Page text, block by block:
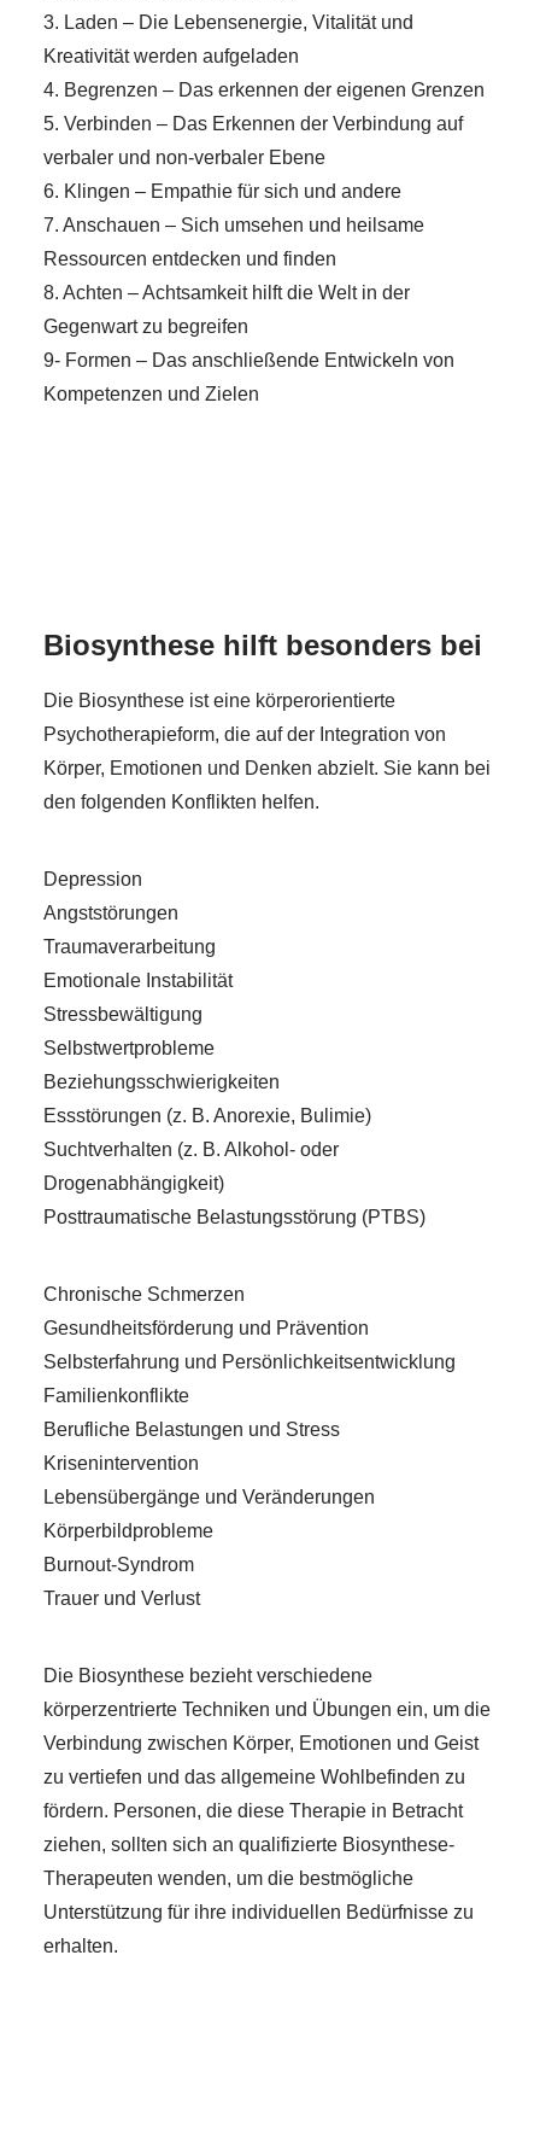
3. Laden – Die Lebensenergie, Vitalität und
Kreativität werden aufgeladen
4. Begrenzen – Das erkennen der eigenen Grenzen
5. Verbinden – Das Erkennen der Verbindung auf
verbaler und non-verbaler Ebene
6. Klingen – Empathie für sich und andere
7. Anschauen – Sich umsehen und heilsame
Ressourcen entdecken und finden
8. Achten – Achtsamkeit hilft die Welt in der
Gegenwart zu begreifen
9- Formen – Das anschließende Entwickeln von
Kompetenzen und Zielen
Biosynthese hilft besonders bei
Die Biosynthese ist eine körperorientierte
Psychotherapieform, die auf der Integration von
Körper, Emotionen und Denken abzielt. Sie kann bei
den folgenden Konflikten helfen.
Depression
Angststörungen
Traumaverarbeitung
Emotionale Instabilität
Stressbewältigung
Selbstwertprobleme
Beziehungsschwierigkeiten
Essstörungen (z. B. Anorexie, Bulimie)
Suchtverhalten (z. B. Alkohol- oder
Drogenabhängigkeit)
Posttraumatische Belastungsstörung (PTBS)
Chronische Schmerzen
Gesundheitsförderung und Prävention
Selbsterfahrung und Persönlichkeitsentwicklung
Familienkonflikte
Berufliche Belastungen und Stress
Krisenintervention
Lebensübergänge und Veränderungen
Körperbildprobleme
Burnout-Syndrom
Trauer und Verlust
Die Biosynthese bezieht verschiedene
körperzentrierte Techniken und Übungen ein, um die
Verbindung zwischen Körper, Emotionen und Geist
zu vertiefen und das allgemeine Wohlbefinden zu
fördern. Personen, die diese Therapie in Betracht
ziehen, sollten sich an qualifizierte Biosynthese-
Therapeuten wenden, um die bestmögliche
Unterstützung für ihre individuellen Bedürfnisse zu
erhalten.